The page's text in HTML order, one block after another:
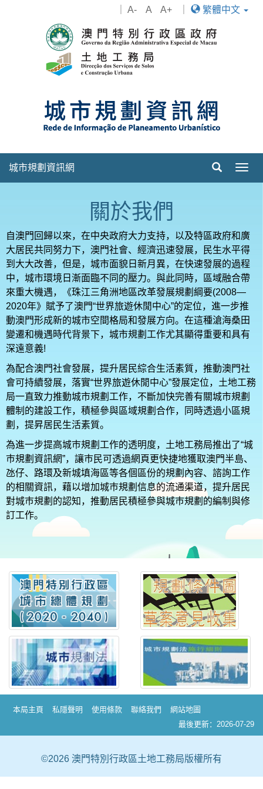
A- A A+ 繁體中文
城市規劃資訊網
關於我們
自澳門回歸以來，在中央政府大力支持，以及特區政府和廣
大居民共同努力下，澳門社會、經濟迅速發展，民生水平得
到大大改善，但是，城市面貌日新月異，在快速發展的過程
中，城市環境日漸面臨不同的壓力。與此同時，區域融合帶
來重大機遇，《珠江三角洲地區改革發展規劃綱要(2008—
2020年》賦予了澳門“世界旅遊休閒中心”的定位，進一步推
動澳門形成新的城市空間格局和發展方向。在這種滄海桑田
變遷和機遇時代背景下，城市規劃工作尤其顯得重要和具有
深遠意義!
為配合澳門社會發展，提升居民綜合生活素質，推動澳門社
會可持續發展，落實“世界旅遊休閒中心”發展定位，土地工務
局一直致力推動城市規劃工作，不斷加快完善有關城市規劃
體制的建設工作，積極參與區域規劃合作，同時透過小區規
劃，提昇居民生活素質。
為進一步提高城巿規劃工作的透明度，土地工務局推出了“城
巿規劃資訊網”，讓巿民可透過網頁更快捷地獲取澳門半島、
氹仔、路環及新城填海區等各個區份的規劃內容、諮詢工作
的相關資訊，藉以增加城巿規劃信息的流通渠道，提升居民
對城巿規劃的認知，推動居民積極參與城巿規劃的編制與修
訂工作。
本局主頁 私隱聲明 使用條款 聯絡我們
網站地圖
最後更新：2026-07-29
©2026 澳門特別行政區土地工務局版權所有